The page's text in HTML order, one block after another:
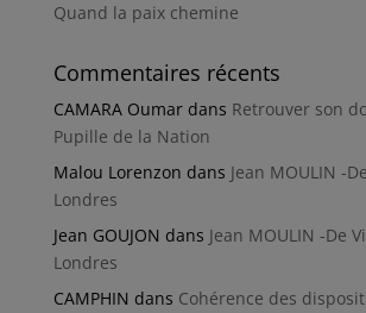
Quand la paix chemine
Commentaires récents
CAMARA Oumardans Retrouver son
Pupille de la Nation
Malou Lorenzon dans Jean MOULIN -
Londres
Jean GOUJON dans Jean MOULIN -De
Londres
CAMPHIN dans Cohérence des